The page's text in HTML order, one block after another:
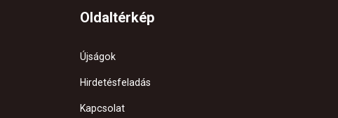
Oldaltérkép
Újságok
Hirdetésfeladás
Kapcsolat